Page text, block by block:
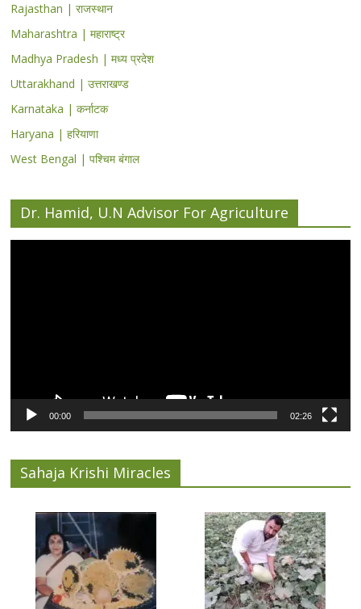
Rajasthan | राजस्थान
Maharashtra | महाराष्ट्र
Madhya Pradesh | मध्य प्रदेश
Uttarakhand | उत्तराखण्ड
Karnataka | कर्नाटक
Haryana | हरियाणा
West Bengal | पश्चिम बंगाल
Dr. Hamid, U.N Advisor For Agriculture
00:00 02:26
Sahaja Krishi Miracles